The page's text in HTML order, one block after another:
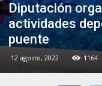
Diputación
actividades
puente
12 agosto, 2022 1164